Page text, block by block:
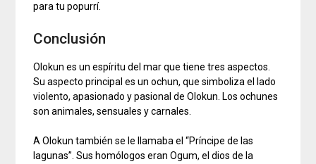
para tu popurrí.
Conclusión
Olokun es un espíritu del mar que tiene tres aspectos.
Su aspecto principal es un ochun, que simboliza el lado
violento, apasionado y pasional de Olokun. Los ochunes
son animales, sensuales y carnales.
A Olokun también se le llamaba el “Príncipe de las
lagunas”. Sus homólogos eran Ogum, el dios de la